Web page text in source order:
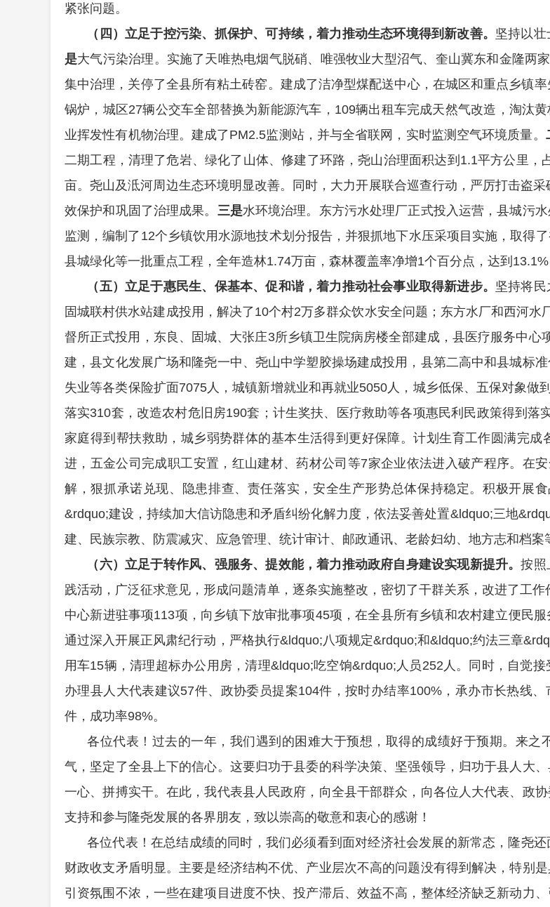
紧张问题。
（四）立足于控污染、抓保护、可持续，着力推动生态环境得到新改善。 坚持以
是大气污染治理。实施了天唯热电烟气脱硝、唯强牧业大型沼气、奎山冀东和金隆两
集中治理，关停了全县所有粘土砖窑。建成了洁净型煤配送中心， 在城区和重点乡镇
锅炉，城区27辆公交车全部替换为新能源汽车，109辆出租车完成天然气改造，淘汰
业挥发性有机物治理。 建成了PM2.5监测站，并与全省联网， 实时监测空气环境质量。
二期工程，清理了危岩、绿化了山体、修建了环路，尧山治理面积达到1.1平方公里
亩。尧山及泜河周边生态环境明显改善。同时，大力开展联合巡查行动，严厉打击盗
效保护和巩固了治理成果。 三是水环境治理。东方污水处理厂正式投入运营，县城污
监测，编制了12个乡镇饮用水源地技术划分报告，并狠抓地下水压采项目实施，取得了
县城绿化等一批重点工程，全年造林1.74万亩，森林覆盖率净增1个百分点，达到
（五）立足于惠民生、保基本、促和谐，着力推动社会事业取得新进步。 坚持将民
固城联村供水站建成投用，解决了10个村2万多群众饮水安全问题；东方水厂和西河
督所正式投用，东良、固城、大张庄3所乡镇卫生院病房楼全部建成，县医疗服务中
建，县文化发展广场和隆尧一中、尧山中学塑胶操场建成投用，县第二高中和县城标
失业等各类保险扩面7075人，城镇新增就业和再就业5050人，城乡低保、五保对象
落实310套，改造农村危旧房190套；计生奖扶、医疗救助等各项惠民利民政策得到落
家庭得到帮扶救助，城乡弱势群体的基本生活得到更好保障。计划生育工作圆满完
进， 五金公司完成职工安置，红山建材、药材公司等7家企业依法进入破产程序。 在
解，狠抓承诺兑现、隐患排查、责任落实，安全生产形势总体保持稳定。积极开展
&rdquo;建设，持续加大信访隐患和矛盾纠纷化解力度，依法妥善处置&ldquo;三地
建、民族宗教、防震减灾、应急管理、统计审计、邮政通讯、老龄妇幼、地方志和档
（六）立足于转作风、强服务、提效能，着力推动政府自身建设实现新提升。按照
践活动，广泛征求意见，形成问题清单，逐条实施整改，密切了干群关系，改进了工
中心新进驻事项113项，向乡镇下放审批事项45项，在全县所有乡镇和农村建立便民
通过深入开展正风肃纪行动，严格执行&ldquo;八项规定&rdquo;和&ldquo;约法三章
用车15辆，清理超标办公用房，清理&ldquo;吃空饷&rdquo;人员252人。同时，自觉接
办理县人大代表建议57件、政协委员提案104件，按时办结率100%，承办市长热线
件，成功率98%。
各位代表！过去的一年，我们遇到的困难大于预想，取得的成绩好于预期。来
气，坚定了全县上下的信心。这要归功于县委的科学决策、坚强领导，归功于县人大
一心、拼搏实干。在此，我代表县人民政府，向全县干部群众，向各位人大代表、政
支持和参与隆尧发展的各界朋友，致以崇高的敬意和衷心的感谢！
各位代表！在总结成绩的同时，我们必须看到面对经济社会发展的新常态，隆尧
财政收支矛盾明显。主要是经济结构不优、产业层次不高的问题没有得到解决，特别
引资氛围不浓，一些在建项目进度不快、投产滞后、效益不高，整体经济缺乏新动力